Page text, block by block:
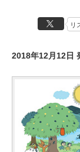
リ
2018年12月12日